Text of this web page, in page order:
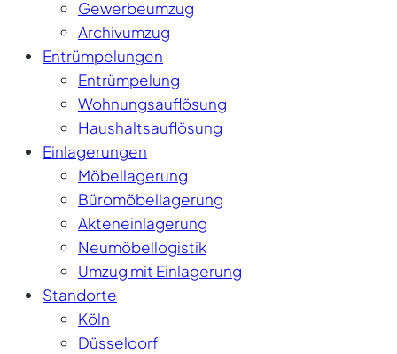
Gewerbeumzug
Archivumzug
Entrümpelungen
Entrümpelung
Wohnungsauflösung
Haushaltsauflösung
Einlagerungen
Möbellagerung
Büromöbellagerung
Akteneinlagerung
Neumöbellogistik
Umzug mit Einlagerung
Standorte
Köln
Düsseldorf